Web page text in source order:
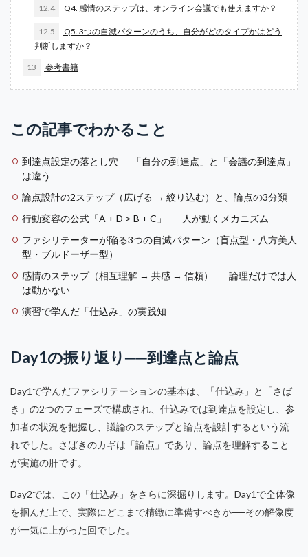
12.4 Q4. 感情のステップは、オンライン会議でも使えますか？
12.5
Q5. 3つの自滅パターンのうち、自分がどのタイプかはどう
判断しますか？
13 参考書籍
この記事でわかること
到達点設定の落とし穴──「自分の到達点」と「会議の到達点」
は違う
論点設計の2ステップ（広げる → 絞り込む）と、論点の3分類
行動変容の公式「A + D > B + C」── 人が動くメカニズム
ファシリテーターが陥る3つの自滅パターン（盲点型・八方美人
型・ブルドーザー型）
感情のステップ（相互理解 → 共感 → 信頼）── 論理だけでは人
は動かない
演習で学んだ「仕込み」の実践知
Day1の振り返り──到達点と論点
Day1で学んだファシリテーションの基本は、「仕込み」と「さば
き」の2つのフェーズで構成され、仕込みでは到達点を設定し、参
加者の状況を把握し、議論のステップと論点を設計するという流
れでした。さばきのカギは「論点」であり、論点を理解すること
が実施の肝です。
Day2では、この「仕込み」をさらに深掘りします。Day1で全体像
を掴んだ上で、実際にどこまで精緻に準備すべきか──その解像度
が一気に上がった回でした。